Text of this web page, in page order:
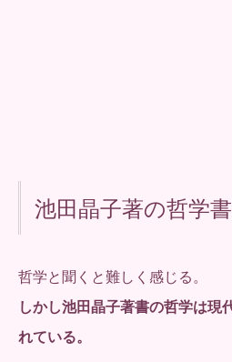
池田晶子著の哲学
哲学と聞くと難しく感じる。
しかし池田晶子著書の哲学は現
れている。